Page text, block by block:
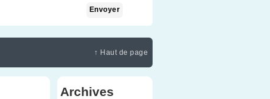
↑ Haut de page
Archives